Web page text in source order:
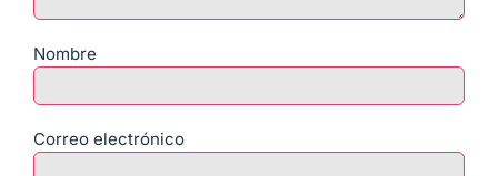
Nombre
Correo electrónico